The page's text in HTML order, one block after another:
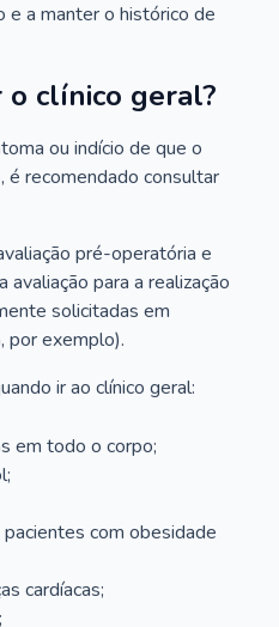
e a manter o histórico de
o clínico geral?
ou indício de que o
recomendado consultar
pré-operatória e
avaliação para a realização
solicitadas em
por exemplo).
ir ao clínico geral:
em todo o corpo;
com obesidade
cardíacas;